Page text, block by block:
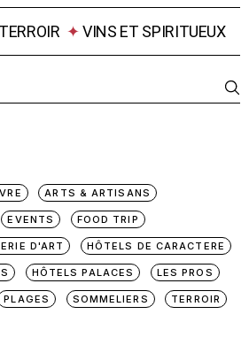
TERROIR ✦VINS ET SPIRITUEUX
ARTS & ARTISANS
EVENTS FOOD TRIP
D'ART HÔTELS DE CARACTERE
HÔTELS PALACES LES PROS
PLAGES SOMMELIERS TERROIR